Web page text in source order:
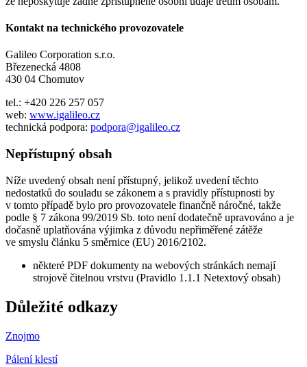
Kontakt na technického provozovatele
Galileo Corporation s.r.o.
Březenecká 4808
430 04 Chomutov
tel.: +420 226 257 057
web: www.igalileo.cz
technická podpora: podpora@igalileo.cz
Nepřístupný obsah
Níže uvedený obsah není přístupný, jelikož uvedení těchto
nedostatků do souladu se zákonem a s pravidly přístupnosti by
v tomto případě bylo pro provozovatele finančně náročné, takže
podle § 7 zákona 99/2019 Sb. toto není dodatečně upravováno a je
dočasně uplatňována výjimka z důvodu nepřiměřené zátěže
ve smyslu článku 5 směrnice (EU) 2016/2102.
některé PDF dokumenty na webových stránkách nemají
strojově čitelnou vrstvu (Pravidlo 1.1.1 Netextový obsah)
Důležité odkazy
Znojmo
Pálení klestí